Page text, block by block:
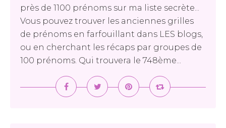
près de 1100 prénoms sur ma liste secrète...
Vous pouvez trouver les anciennes grilles
de prénoms en farfouillant dans LES blogs,
ou en cherchant les récaps par groupes de
100 prénoms. Qui trouvera le 748ème...